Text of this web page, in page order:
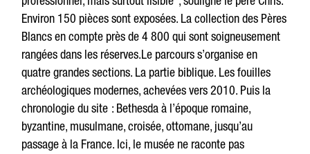
Environ 150 pièces sont exposées. La collection des Pères
Blancs en compte près de 4 800 qui sont soigneusement
rangées dans les réserves.Le parcours s’organise en
quatre grandes sections. La partie biblique. Les fouilles
archéologiques modernes, achevées vers 2010. Puis la
chronologie du site : Bethesda à l’époque romaine,
byzantine, musulmane, croisée, ottomane, jusqu’au
passage à la France. Ici, le musée ne raconte pas